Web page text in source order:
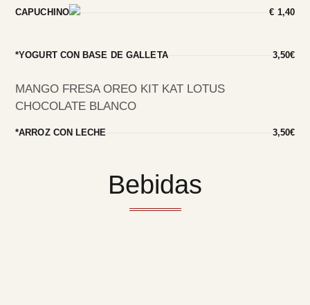
CAPUCHINO € 1,40
*YOGURT CON BASE DE GALLETA 3,50€
MANGO FRESA OREO KIT KAT LOTUS
CHOCOLATE BLANCO
*ARROZ CON LECHE 3,50€
Bebidas